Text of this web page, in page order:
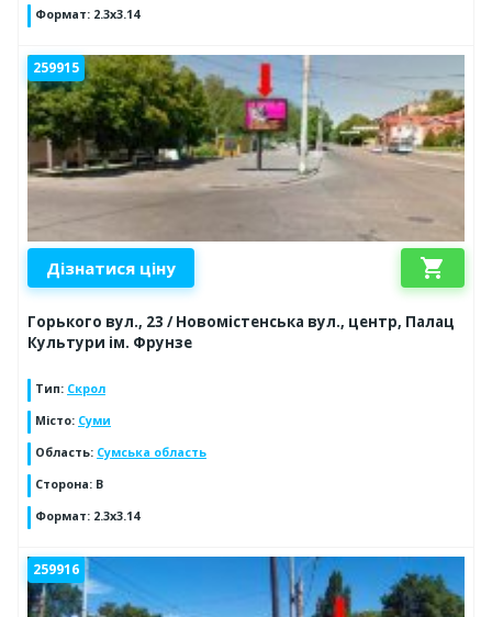
Формат: 2.3x3.14
259915
Дізнатися ціну shopping_cart
Горького вул., 23 / Новомістенська вул., центр, Палац
Культури ім. Фрунзе
Тип: Скрол
Місто: Суми
Область: Сумська область
Сторона: B
Формат: 2.3x3.14
259916